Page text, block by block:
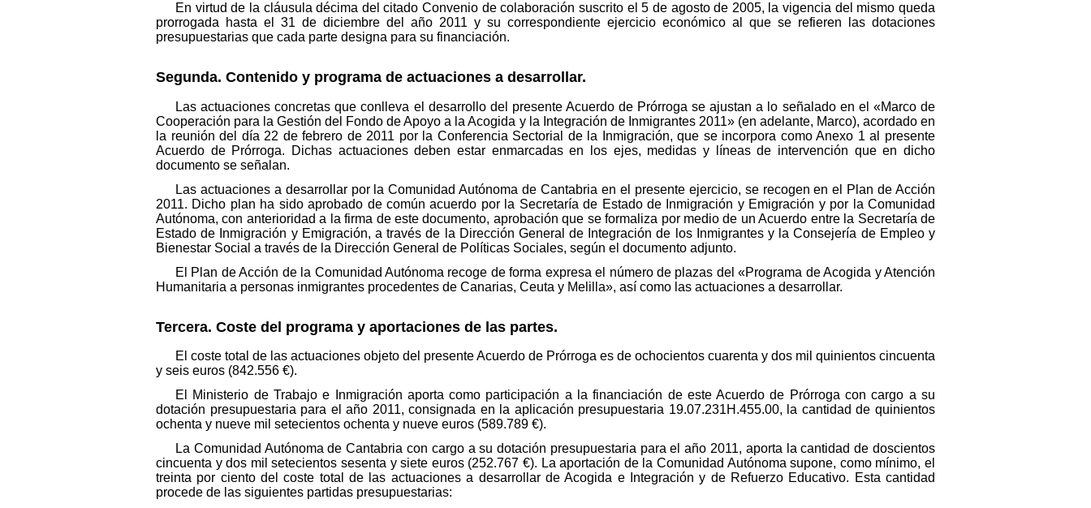
En virtud de la cláusula décima del citado Convenio de colaboración suscrito el 5 de agosto de 2005, la vigencia del mismo queda
prorrogada hasta el 31 de diciembre del año 2011 y su correspondiente ejercicio económico al que se refieren las dotaciones
presupuestarias que cada parte designa para su financiación.
Segunda. Contenido y programa de actuaciones a desarrollar.
Las actuaciones concretas que conlleva el desarrollo del presente Acuerdo de Prórroga se ajustan a lo señalado en el «Marco de
Cooperación para la Gestión del Fondo de Apoyo a la Acogida y la Integración de Inmigrantes 2011» (en adelante, Marco), acordado en
la reunión del día 22 de febrero de 2011 por la Conferencia Sectorial de la Inmigración, que se incorpora como Anexo 1 al presente
Acuerdo de Prórroga. Dichas actuaciones deben estar enmarcadas en los ejes, medidas y líneas de intervención que en dicho
documento se señalan.
Las actuaciones a desarrollar por la Comunidad Autónoma de Cantabria en el presente ejercicio, se recogen en el Plan de Acción
2011. Dicho plan ha sido aprobado de común acuerdo por la Secretaría de Estado de Inmigración y Emigración y por la Comunidad
Autónoma, con anterioridad a la firma de este documento, aprobación que se formaliza por medio de un Acuerdo entre la Secretaría de
Estado de Inmigración y Emigración, a través de la Dirección General de Integración de los Inmigrantes y la Consejería de Empleo y
Bienestar Social a través de la Dirección General de Políticas Sociales, según el documento adjunto.
El Plan de Acción de la Comunidad Autónoma recoge de forma expresa el número de plazas del «Programa de Acogida y Atención
Humanitaria a personas inmigrantes procedentes de Canarias, Ceuta y Melilla», así como las actuaciones a desarrollar.
Tercera. Coste del programa y aportaciones de las partes.
El coste total de las actuaciones objeto del presente Acuerdo de Prórroga es de ochocientos cuarenta y dos mil quinientos cincuenta
y seis euros (842.556 €).
El Ministerio de Trabajo e Inmigración aporta como participación a la financiación de este Acuerdo de Prórroga con cargo a su
dotación presupuestaria para el año 2011, consignada en la aplicación presupuestaria 19.07.231H.455.00, la cantidad de quinientos
ochenta y nueve mil setecientos ochenta y nueve euros (589.789 €).
La Comunidad Autónoma de Cantabria con cargo a su dotación presupuestaria para el año 2011, aporta la cantidad de doscientos
cincuenta y dos mil setecientos sesenta y siete euros (252.767 €). La aportación de la Comunidad Autónoma supone, como mínimo, el
treinta por ciento del coste total de las actuaciones a desarrollar de Acogida e Integración y de Refuerzo Educativo. Esta cantidad
procede de las siguientes partidas presupuestarias: